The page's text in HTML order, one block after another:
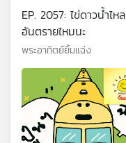
EP. 2057: ไข่ดาวน้ำไหล
อันตรายไหมนะ
พระอาทิตย์ยิ้มแฉ่ง